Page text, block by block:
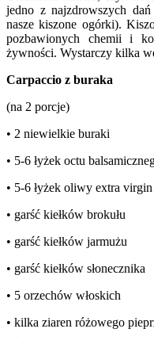
jedno z najzdrowszych
nasze kiszone ogórki).
pozbawionych chemii i
żywności. Wystarczy kilka
Carpaccio z buraka
(na 2 porcje)
• 2 niewielkie buraki
• 5-6 łyżek octu
• 5-6 łyżek oliwy extra virgin
• garść kiełków brokułu
• garść kiełków jarmużu
• garść kiełków słonecznika
• 5 orzechów włoskich
• kilka ziaren różowego